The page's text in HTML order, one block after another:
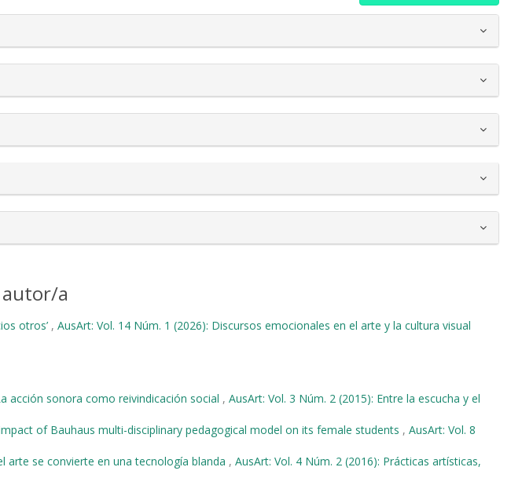
a
otros’ , AusArt: Vol. 14 Núm. 1 (2026): Discursos emocionales en el arte y la cultura visual
acción sonora como reivindicación social , AusArt: Vol. 3 Núm. 2 (2015): Entre la escucha y el
of Bauhaus multi-disciplinary pedagogical model on its female students , AusArt: Vol. 8
arte se convierte en una tecnología blanda , AusArt: Vol. 4 Núm. 2 (2016): Prácticas artísticas,